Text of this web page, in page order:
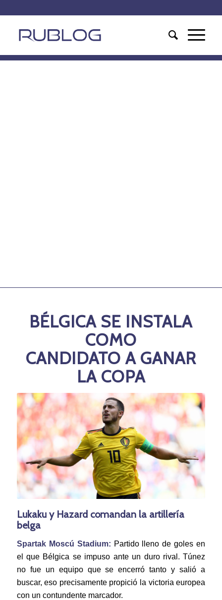
BÉLGICA SE INSTALA
COMO
CANDIDATO A GANAR
LA COPA
Lukaku y Hazard comandan la artillería
belga
Spartak Moscú Stadium: Partido lleno de goles en
el que Bélgica se impuso ante un duro rival. Túnez
no fue un equipo que se encerró tanto y salió a
buscar, eso precisamente propició la victoria europea
con un contundente marcador.